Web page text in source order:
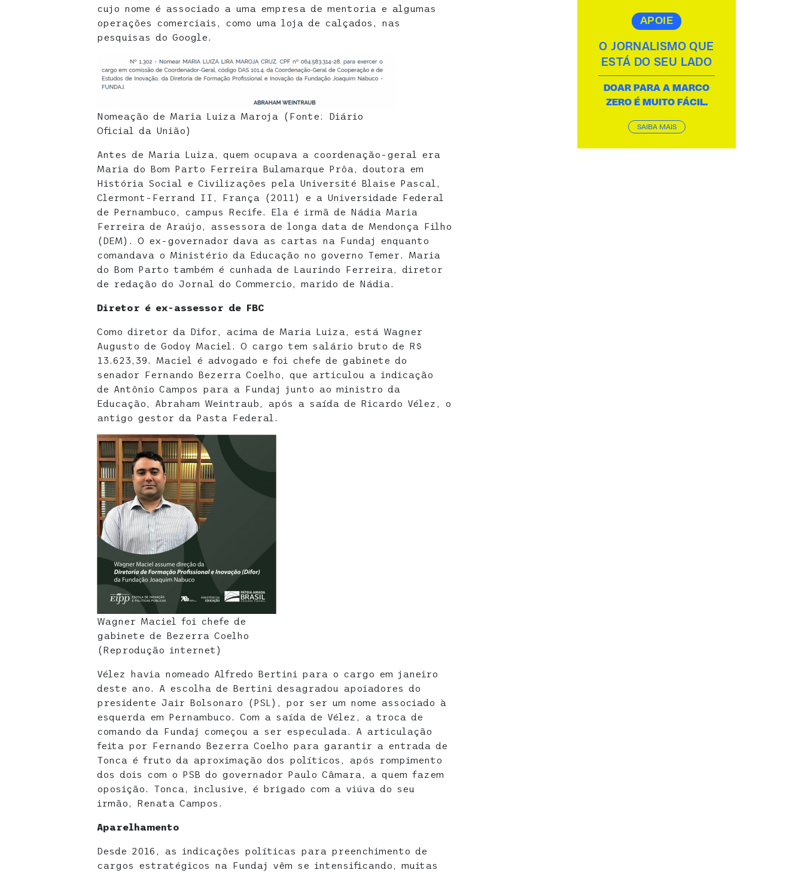
cujo nome é associado a uma empresa de mentoria e algumas
operações comerciais, como uma loja de calçados, nas
pesquisas do Google.
Nomeação de Maria Luiza Maroja (Fonte: Diário
Oficial da União)
Antes de Maria Luiza, quem ocupava a coordenação-geral era
Maria do Bom Parto Ferreira Bulamarque Prôa, doutora em
História Social e Civilizações pela Université Blaise Pascal,
Clermont-Ferrand II, França (2011) e a Universidade Federal
de Pernambuco, campus Recife. Ela é irmã de Nádia Maria
Ferreira de Araújo, assessora de longa data de Mendonça Filho
(DEM). O ex-governador dava as cartas na Fundaj enquanto
comandava o Ministério da Educação no governo Temer. Maria
do Bom Parto também é cunhada de Laurindo Ferreira, diretor
de redação do Jornal do Commercio, marido de Nádia.
Diretor é ex-assessor de FBC
Como diretor da Difor, acima de Maria Luiza, está Wagner
Augusto de Godoy Maciel. O cargo tem salário bruto de R$
13.623,39. Maciel é advogado e foi chefe de gabinete do
senador Fernando Bezerra Coelho, que articulou a indicação
de Antônio Campos para a Fundaj junto ao ministro da
Educação, Abraham Weintraub, após a saída de Ricardo Vélez, o
antigo gestor da Pasta Federal.
Wagner Maciel foi chefe de
gabinete de Bezerra Coelho
(Reprodução internet)
Vélez havia nomeado Alfredo Bertini para o cargo em janeiro
deste ano. A escolha de Bertini desagradou apoiadores do
presidente Jair Bolsonaro (PSL), por ser um nome associado à
esquerda em Pernambuco. Com a saída de Vélez, a troca de
comando da Fundaj começou a ser especulada. A articulação
feita por Fernando Bezerra Coelho para garantir a entrada de
Tonca é fruto da aproximação dos políticos, após rompimento
dos dois com o PSB do governador Paulo Câmara, a quem fazem
oposição. Tonca, inclusive, é brigado com a viúva do seu
irmão, Renata Campos.
Aparelhamento
Desde 2016, as indicações políticas para preenchimento de
cargos estratégicos na Fundaj vêm se intensificando, muitas
APOIE
O JORNALISMO QUE
ESTÁ DO SEU LADO
DOAR PARA A MARCO
ZERO É MUITO FÁCIL.
SAIBA MAIS